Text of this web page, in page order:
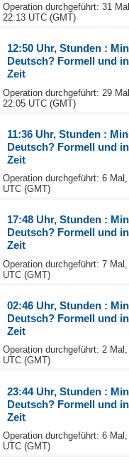
Operation durchgeführt: 31
22:13 UTC (GMT)
12:50 Uhr, Stunden :
Deutsch? Formell und
Zeit
Operation durchgeführt: 29
22:05 UTC (GMT)
11:36 Uhr, Stunden :
Deutsch? Formell und
Zeit
Operation durchgeführt: 6
UTC (GMT)
17:48 Uhr, Stunden :
Deutsch? Formell und
Zeit
Operation durchgeführt: 7
UTC (GMT)
02:46 Uhr, Stunden :
Deutsch? Formell und
Zeit
Operation durchgeführt: 2
UTC (GMT)
23:44 Uhr, Stunden :
Deutsch? Formell und
Zeit
Operation durchgeführt: 6
UTC (GMT)